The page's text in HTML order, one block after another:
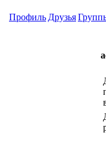
ПрофильДрузья